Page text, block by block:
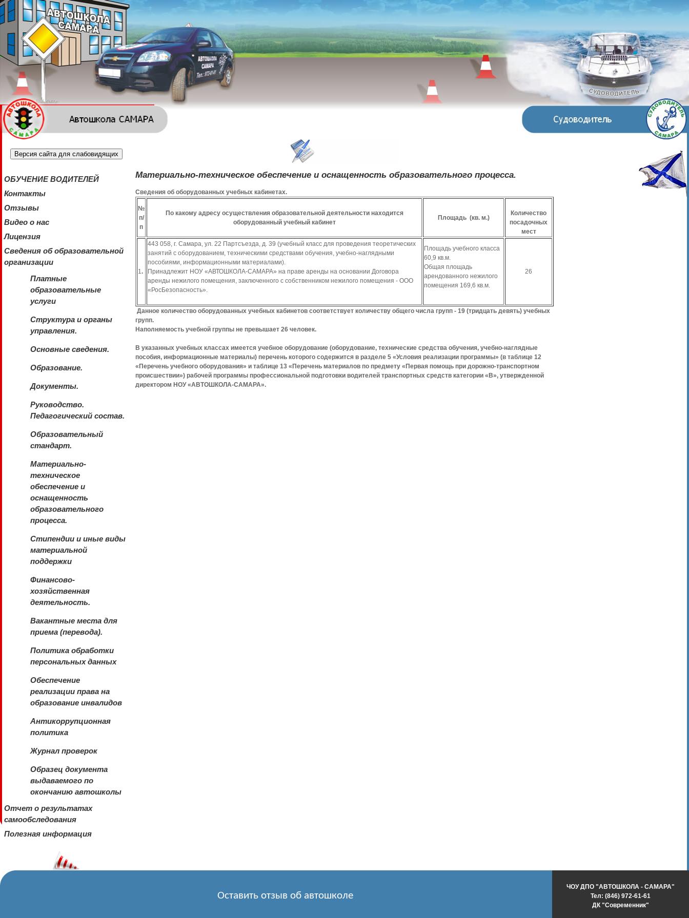
Версия сайта для слабовидящих
ОБУЧЕНИЕ ВОДИТЕЛЕЙ
Контакты
Отзывы
Видео о нас
Лицензия
Сведения об образовательной
организации
Платные
образовательные
услуги
Структура и органы
управления.
Основные сведения.
Образование.
Документы.
Руководство.
Педагогический состав.
Образовательный
стандарт.
Материально-
техническое
обеспечение и
оснащенность
образовательного
процесса.
Стипендии и иные виды
материальной
поддержки
Финансово-
хозяйственная
деятельность.
Вакантные места для
приема (перевода).
Политика обработки
персональных данных
Обеспечение
реализации права на
образование инвалидов
Антикоррупционная
политика
Журнал проверок
Образец документа
выдаваемого по
окончанию автошколы
Отчет о результатах
самообследования
Полезная информация
Материально-техническое обеспечение и оснащенность образовательного процесса.
Сведения об оборудованных учебных кабинетах.
№
п/
п
По какому адресу осуществления образовательной деятельности находится
оборудованный учебный кабинет
Площадь (кв. м.)
Количество
посадочных
мест
1 .
443 058, г. Самара, ул. 22 Партсъезда, д. 39 (учебный класс для проведения теоретических
занятий с оборудованием, техническими средствами обучения, учебно-наглядными
пособиями, информационными материалами).
Принадлежит НОУ «АВТОШКОЛА-САМАРА» на праве аренды на основании Договора
аренды нежилого помещения, заключенного с собственником нежилого помещения - ООО
«РосБезопасность».
Площадь учебного класса
60,9 кв.м.
Общая площадь
арендованного нежилого
помещения 169,6 кв.м.
26
Данное количество оборудованных учебных кабинетов соответствует количеству общего числа групп - 19 (тридцать девять) учебных
групп.
Наполняемость учебной группы не превышает 26 человек.
В указанных учебных классах имеется учебное оборудование (оборудование, технические средства обучения, учебно-наглядные
пособия, информационные материалы) перечень которого содержится в разделе 5 «Условия реализации программы» (в таблице 12
«Перечень учебного оборудования» и таблице 13 «Перечень материалов по предмету «Первая помощь при дорожно-транспортном
происшествии») рабочей программы профессиональной подготовки водителей транспортных средств категории «В», утвержденной
директором НОУ «АВТОШКОЛА-САМАРА».
Оставить отзыв об автошколе
ЧОУ ДПО "АВТОШКОЛА - САМАРА"
Тел: (846) 972-61-61
ДК "Современник"